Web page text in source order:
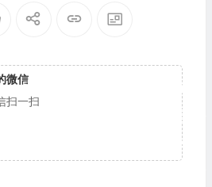
是藏密宁玛巴的大伏藏师，
具足广大神通，在仁波且法
比崇高的地位，就连达赖喇
微信
扫一扫